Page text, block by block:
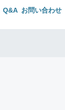
Q&A お問い合わせ